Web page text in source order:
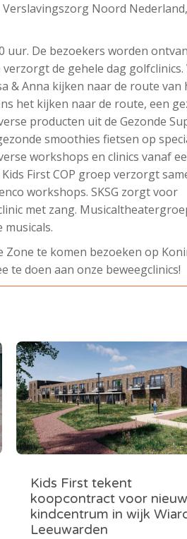
Noord
uur. De bezoekers worden
de gehele dag golfclinics.
& Anna kijken naar de route van
het kijken naar de route, een
producten uit de Gezonde
smoothies fietsen op
workshops en clinics vanaf
First COP groep verzorgt
workshops. SKSG zorgt voor
met zang.
te komen bezoeken op
te doen aan onze beweegclinics!
Kids First tekent
koopcontract voor nieuw
kindcentrum in wijk
Leeuwarden